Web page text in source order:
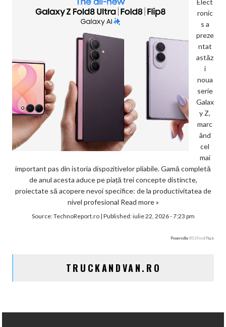
ronic
s a
preze
ntat
astăz
i
noua
serie
Galax
y Z,
marc
ând
cel
mai
important pas din istoria dispozitivelor pliabile. Gamă completă
de anul acesta aduce pe piață trei concepte distincte,
proiectate să acopere nevoi specifice: de la productivitatea de
nivel profesional Read more »
Source:TechnoReport.ro| Published:iulie 22, 2026 - 7:23 pm
Powered by RSS Feed Plugin
TRUCKANDVAN.RO